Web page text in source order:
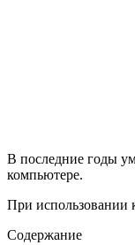
В последние годы
компьютере.
При использовании
Содержание